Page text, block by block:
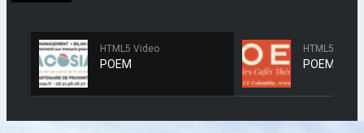
HTML5 Video
POEM
HTML5 Video
POEM